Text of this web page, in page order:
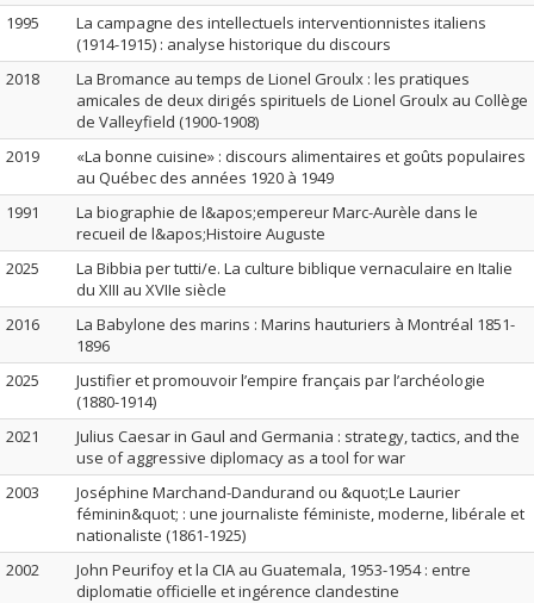
1995
La campagne des intellectuels interventionnistes italiens
(1914-1915) : analyse historique du discours
2018
La Bromance au temps de Lionel Groulx : les pratiques
amicales de deux dirigés spirituels de Lionel Groulx au Collège
de Valleyfield (1900-1908)
2019
«La bonne cuisine» : discours alimentaires et goûts populaires
au Québec des années 1920 à 1949
1991
La biographie de l&apos;empereur Marc-Aurèle dans le
recueil de l&apos;Histoire Auguste
2025
La Bibbia per tutti/e. La culture biblique vernaculaire en Italie
du XIII au XVIIe siècle
2016
La Babylone des marins : Marins hauturiers à Montréal 1851-
1896
2025
Justifier et promouvoir l’empire français par l’archéologie
(1880-1914)
2021
Julius Caesar in Gaul and Germania : strategy, tactics, and the
use of aggressive diplomacy as a tool for war
2003
Joséphine Marchand-Dandurand ou &quot;Le Laurier
féminin&quot; : une journaliste féministe, moderne, libérale et
nationaliste (1861-1925)
2002
John Peurifoy et la CIA au Guatemala, 1953-1954 : entre
diplomatie officielle et ingérence clandestine